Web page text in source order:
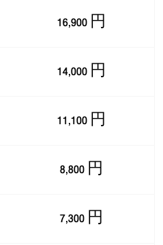
16,900 円
14,000 円
11,100 円
8,800 円
7,300 円